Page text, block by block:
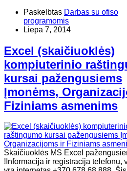
Paskelbtas Darbas su ofiso
programomis
Liepa 7, 2014
Excel (skaičiuoklės)
kompiuterinio
kursai pažengusiems
Įmonėms,
Fiziniams asmenims
Skaičiuoklės MS Excel
!Informacija ir registracija telefonu,